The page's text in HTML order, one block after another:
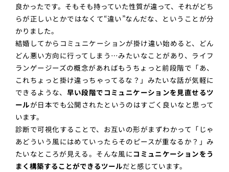
良かったです。そもそも持っていた性質が違って、それがどち
らが正しいとかではなくて“違い”なんだな、ということが分
かりました。
結婚してからコミュニケーションが掛け違い始めると、どん
どん悪い方向に行ってしまう…みたいなことがあり、ライフ
ランゲージーズの概念があればもうちょっと前段階で「あ、
これちょっと掛け違っちゃってるな？」みたいな話が気軽に
できるような、 早い段階でコミュニケーションを見直せるツ
ールが日本でも公開されたというのはすごく良いなと思って
います。
診断で可視化することで、お互いの形がまずわかって「じゃ
あどういう風にはめていったらそのピースが重なるか？」み
たいなところが見える。そんな風に コミュニケーションをう
まく構築することができるツールだと感じています。